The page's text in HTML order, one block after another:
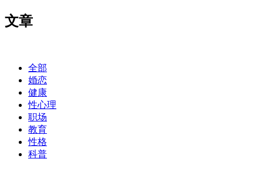
文章
全部
婚恋
健康
性心理
职场
教育
性格
科普